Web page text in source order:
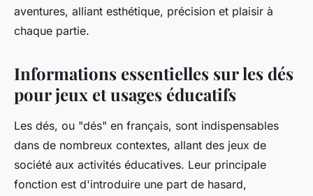
aventures, alliant esthétique, précision et plaisir à
chaque partie.
Informations essentielles sur les dés
pour jeux et usages éducatifs
Les dés, ou "dés" en français, sont indispensables
dans de nombreux contextes, allant des jeux de
société aux activités éducatives. Leur principale
fonction est d'introduire une part de hasard,